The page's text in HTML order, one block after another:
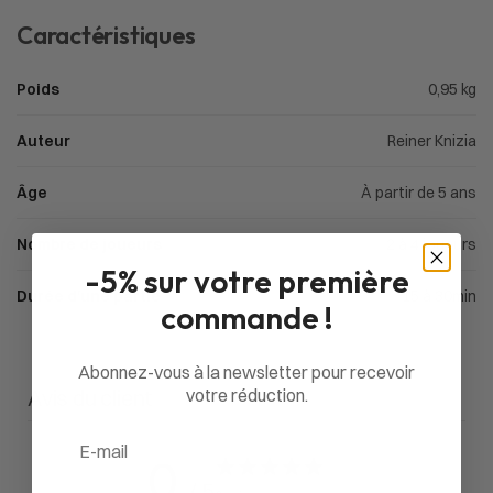
Caractéristiques
Poids 0,95 kg
Auteur Reiner Knizia
Âge À partir de 5 ans
Nombre de joueurs 2 à 4 joueurs
Durée d'une partie 15 à 30min
Avis du client
0
-5% sur votre première
commande !
Abonnez-vous à la newsletter pour recevoir
votre réduction.